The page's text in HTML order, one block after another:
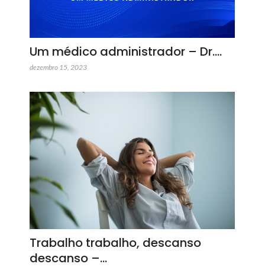
Um médico administrador – Dr.…
dezembro 15, 2023
Trabalho trabalho, descanso
descanso –…